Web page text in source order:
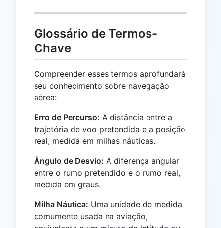
Glossário de Termos-
Chave
Compreender esses termos aprofundará
seu conhecimento sobre navegação
aérea:
Erro de Percurso: A distância entre a
trajetória de voo pretendida e a posição
real, medida em milhas náuticas.
Ângulo de Desvio: A diferença angular
entre o rumo pretendido e o rumo real,
medida em graus.
Milha Náutica: Uma unidade de medida
comumente usada na aviação,